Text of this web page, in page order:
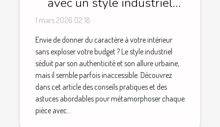
sans se ruiner
1 mars 2026 02:18
Envie de donner du caractère à votre intérieur
sans exploser votre budget ? Le style industriel
séduit par son authenticité et son allure urbaine,
mais il semble parfois inaccessible. Découvrez
dans cet article des conseils pratiques et des
astuces abordables pour métamorphoser chaque
pièce avec...